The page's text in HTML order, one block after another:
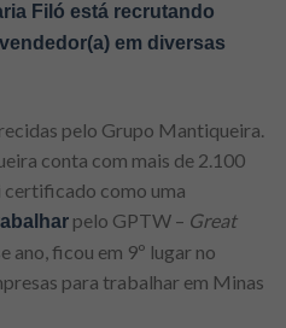
Filó está recrutando
em diversas
pelo Grupo Mantiqueira.
conta com mais de 2.100
como uma
pelo GPTW – Great
ano, ficou em 9º lugar no
para trabalhar em Minas